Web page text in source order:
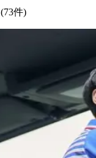
(73件)